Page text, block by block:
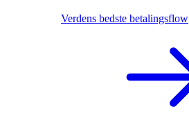
Verdens bedste betalingsflow